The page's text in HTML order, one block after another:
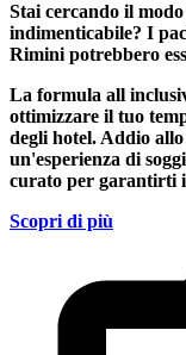
Stai cercando il
indimenticabile? I
Rimini potrebbero
La formula all
ottimizzare il tuo
degli hotel. Addio
un'esperienza di
curato per garantirti
Scopri di più